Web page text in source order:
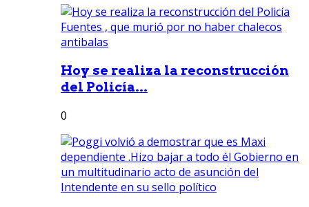
Hoy se realiza la reconstrucción
del Policía...
0